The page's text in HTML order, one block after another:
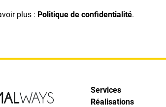
plus : Politique de confidentialité.
Services
Réalisations